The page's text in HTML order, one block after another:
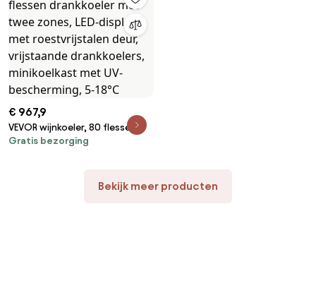
€ 967,9
VEVOR wijnkoeler, 80 flessen
drankkoeler met twee zones,
minikoelkast met UV-
Gratis bezorging
Bekijk meer producten